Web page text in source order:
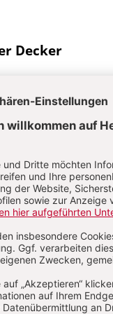
Decker
Hexenverfolgung. Er
zu diesem
Goerdeler-